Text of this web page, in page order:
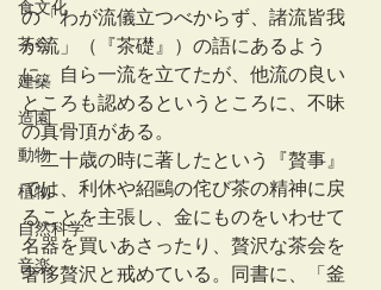
食文化
茶会
建築
造園
動物
植物
自然科学
音楽
の「わが流儀立つべからず、諸流皆我
が流」（『茶礎』）の語にあるよう
に、自ら一流を立てたが、他流の良い
ところも認めるというところに、不昧
の真骨頂がある。
二十歳の時に著したという『贅事』
では、利休や紹鷗の侘び茶の精神に戻
ることを主張し、金にものをいわせて
名器を買いあさったり、贅沢な茶会を
奢侈贅沢と戒めている。同書に、「釜